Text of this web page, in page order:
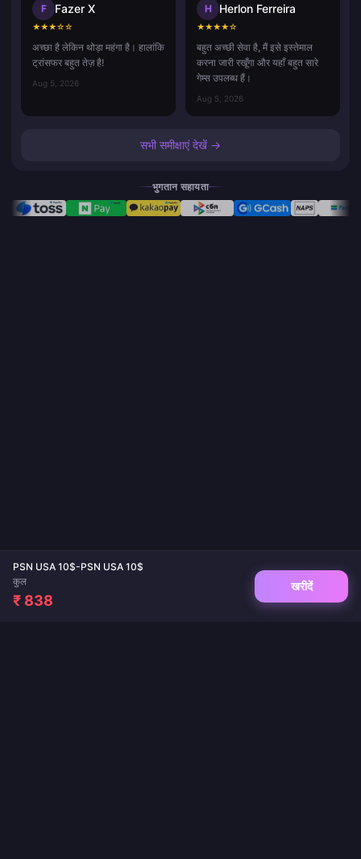
PSN USA 10$-PSN USA 10$
कुल
₹ 838
खरीदें
F Fazer X
★★★☆☆
अच्छा है लेकिन थोड़ा महंगा है। हालांकि
ट्रांसफर बहुत तेज़ है!
Aug 5, 2026
H Herlon Ferreira
★★★★☆
बहुत अच्छी सेवा है, मैं इसे इस्तेमाल
करना जारी रखूँगा और यहाँ बहुत सारे
गेम्स उपलब्ध हैं।
Aug 5, 2026
सभी समीक्षाएं देखें →
भुगतान सहायता